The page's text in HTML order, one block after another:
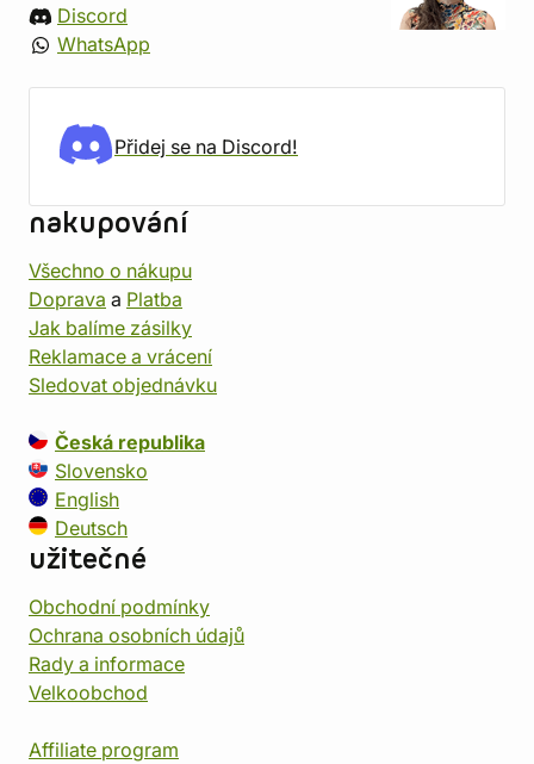
Discord
WhatsApp
Přidej se na Discord!
nakupování
Všechno o nákupu
Doprava a Platba
Jak balíme zásilky
Reklamace a vrácení
Sledovat objednávku
Česká republika
Slovensko
English
Deutsch
užitečné
Obchodní podmínky
Ochrana osobních údajů
Rady a informace
Velkoobchod
Affiliate program